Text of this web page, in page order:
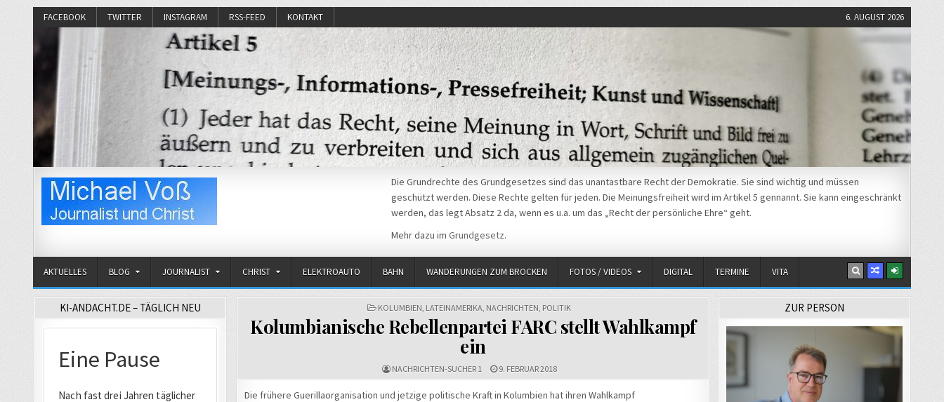
FACEBOOK TWITTER INSTAGRAM RSS-FEED KONTAKT 6. AUGUST 2026
Die Grundrechte des Grundgesetzes sind das unantastbare Recht der Demokratie. Sie sind wichtig und müssen
geschützt werden. Diese Rechte gelten für jeden. Die Meinungsfreiheit wird im Artikel 5 gennannt. Sie kann eingeschränkt
werden, das legt Absatz 2 da, wenn es u.a. um das „Recht der persönliche Ehre“ geht.
Mehr dazu im Grundgesetz.
AKTUELLES BLOG JOURNALIST CHRIST ELEKTROAUTO BAHN WANDERUNGEN ZUM BROCKEN FOTOS / VIDEOS DIGITAL TERMINE VITA
POSTED
KOLUMBIEN LATEINAMERIKA NACHRICHTEN POLITIK
Kolumbianische Rebellenpartei FARC stellt Wahlkampf
ein
NACHRICHTEN-SUCHER 1 9. FEBRUAR 2018
Die frühere Guerillaorganisation und jetzige politische Kraft in Kolumbien hat ihren Wahlkampf
KI-ANDACHT.DE – TÄGLICH NEU ZUR PERSON